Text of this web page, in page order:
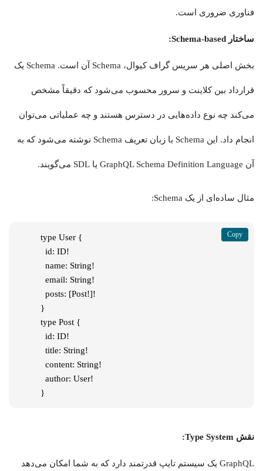
فناوری ضروری است.
ساختار Schema-based:
بخش اصلی هر سریس گراف کیوال، Schema آن است. Schema یک
قرارداد بین کلاینت و سرور محسوب می‌شود که دقیقاً مشخص
می‌کند چه نوع داده‌هایی در دسترس هستند و چه عملیاتی می‌توان
انجام داد. این Schema با زبان تعریف Schema نوشته می‌شود که به
آن GraphQL Schema Definition Language یا SDL می‌گویند.
مثال ساده‌ای از یک Schema:
type User {
id: ID!
name: String!
email: String!
posts: [Post!]!
}
type Post {
id: ID!
title: String!
content: String!
author: User!
}
نقش Type System:
GraphQL یک سیستم تایپ قدرتمند دارد که به شما امکان می‌دهد